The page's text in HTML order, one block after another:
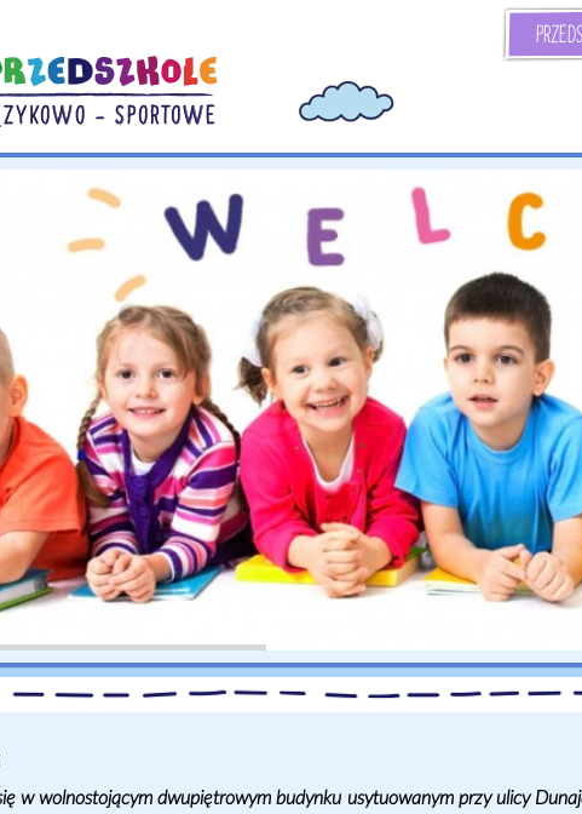
w wolnostojącym dwupiętrowym budynku usytuowanym przy ulicy